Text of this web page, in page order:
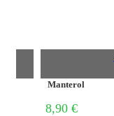
Manterol
8,90 €